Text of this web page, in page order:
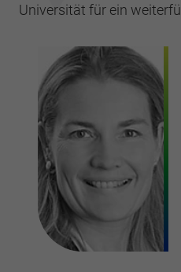
Universität für ein